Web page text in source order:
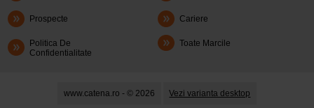
Prospecte Cariere
Politica De
Confidentialitate
Toate Marcile
www.catena.ro - © 2026 Vezi varianta desktop